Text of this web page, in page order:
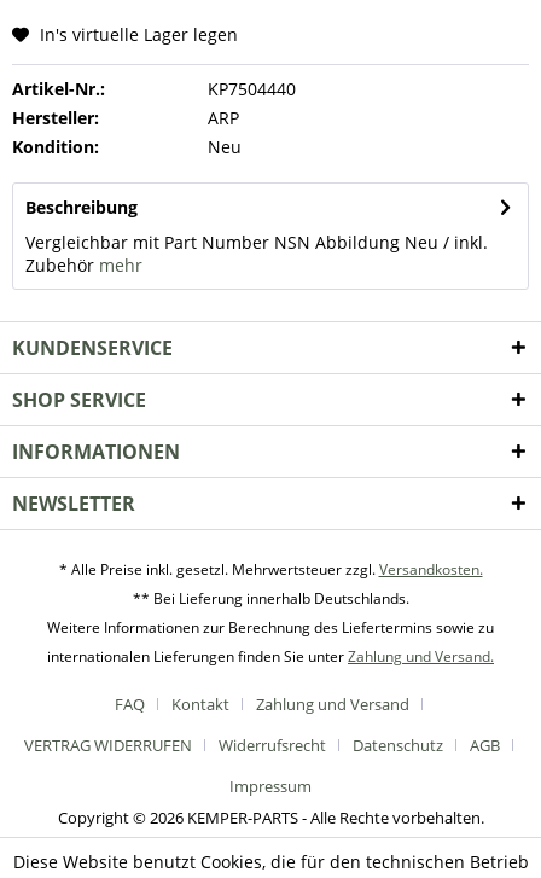
In's virtuelle Lager legen
Artikel-Nr.:
KP7504440
Hersteller:
ARP
Kondition:
Neu
Beschreibung
Vergleichbar mit Part Number NSN Abbildung Neu / inkl.
Zubehör mehr
KUNDENSERVICE
SHOP SERVICE
INFORMATIONEN
NEWSLETTER
* Alle Preise inkl. gesetzl. Mehrwertsteuer zzgl.Versandkosten.
** Bei Lieferung innerhalb Deutschlands.
Weitere Informationen zur Berechnung des Liefertermins sowie zu
internationalen Lieferungen finden Sie unterZahlung und Versand.
FAQ Kontakt
Zahlung und Versand
VERTRAG WIDERRUFEN
Widerrufsrecht Datenschutz
AGB
Impressum
Copyright © 2026 KEMPER-PARTS - Alle Rechte vorbehalten.
Diese Website benutzt Cookies, die für den technischen Betrieb